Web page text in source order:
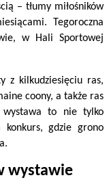
– tłumy miłośników
Tegoroczna
w Hali Sportowej
z kilkudziesięciu ras,
coony, a także ras
wystawa to nie tylko
konkurs, gdzie grono
wystawie